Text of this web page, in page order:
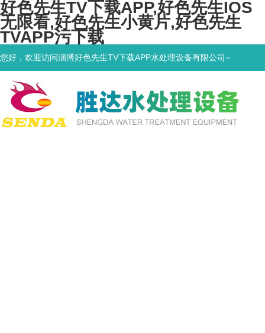
好色先生TV下载APP,好色先生IOS
无限看,好色先生小黄片,好色先生
TVAPP污下载
您好，欢迎访问淄博好色先生TV下载APP水处理设备有限公司~